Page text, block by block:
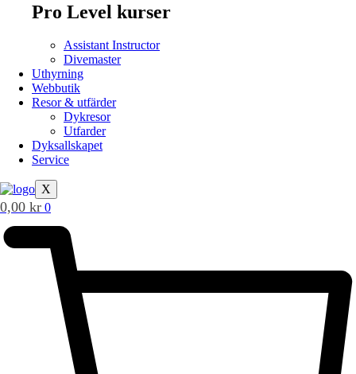
Pro Level kurser
Assistant Instructor
Divemaster
Uthyrning
Webbutik
Resor & utfärder
Dykresor
Utfarder
Dyksallskapet
Service
X
0,00 kr 0